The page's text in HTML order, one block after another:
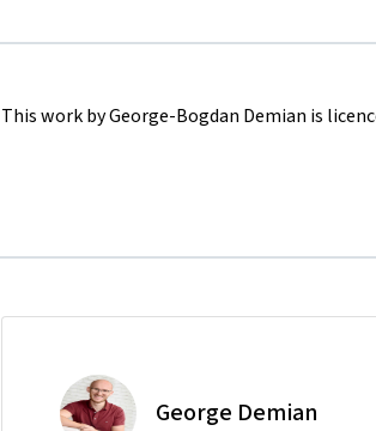
This work by George-Bogdan Demian is
George Demian